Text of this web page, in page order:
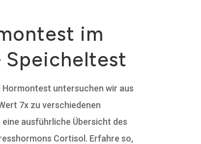
im
Speicheltest
untersuchen wir aus
7x zu verschiedenen
ausführliche Übersicht des
Cortisol. Erfahre so,